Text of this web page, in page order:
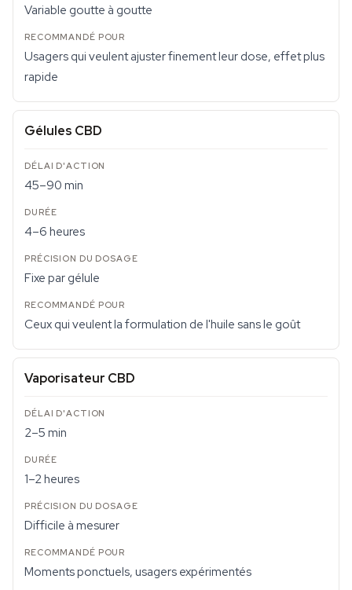
Variable goutte à goutte
Usagers qui veulent ajuster finement leur dose, effet plus
rapide
Gélules CBD
45–90 min
4–6 heures
Fixe par gélule
Ceux qui veulent la formulation de l'huile sans le goût
Vaporisateur CBD
2–5 min
1–2 heures
Difficile à mesurer
Moments ponctuels, usagers expérimentés